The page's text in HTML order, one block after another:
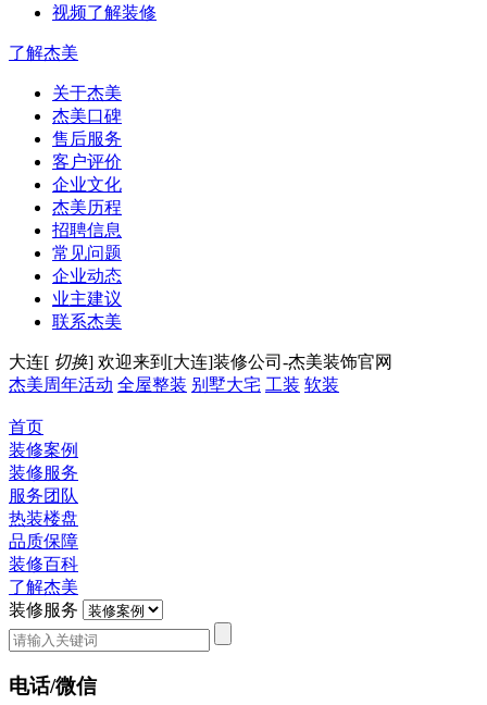
视频了解装修
了解杰美
关于杰美
杰美口碑
售后服务
客户评价
企业文化
杰美历程
招聘信息
常见问题
企业动态
业主建议
联系杰美
大连[ 切换] 欢迎来到[大连]装修公司-杰美装饰官网
杰美周年活动 全屋整装 别墅大宅 工装 软装
首页
装修案例
装修服务
服务团队
热装楼盘
品质保障
装修百科
了解杰美
装修服务
电话/微信